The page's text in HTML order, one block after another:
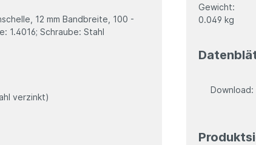
12 mm Bandbreite, 100 -
1.4016; Schraube: Stahl
verzinkt)
Gewicht:
0.049 kg
Download: